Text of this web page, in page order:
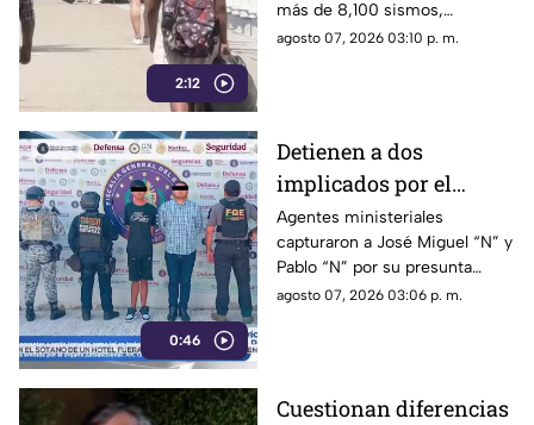
2:12
de los últimos cinco
años
más de 8,100 sismos,
posicionándose como el año
agosto 07, 2026 03:10 p. m.
0:46
Detienen a dos
implicados por el
homicidio de Violeta en
su estética en Acapulco
Agentes ministeriales
capturaron a José Miguel “N” y
Pablo “N” por su presunta
responsabilidad en el
agosto 07, 2026 03:06 p. m.
Cuestionan diferencias